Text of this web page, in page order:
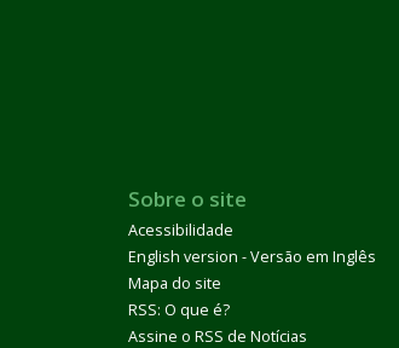
Sobre o site
Acessibilidade
English version - Versão em Inglês
Mapa do site
RSS: O que é?
Assine o RSS de Notícias